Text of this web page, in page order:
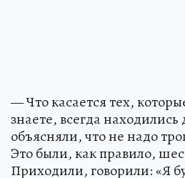
— Что касается тех,
знаете, всегда
объясняли, что не надо
Это были, как правило,
Приходили, говорили: «Я